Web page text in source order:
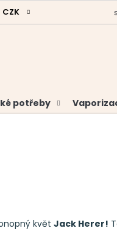
a certifikáty
CZK
potřeby
květ Jack Herer!